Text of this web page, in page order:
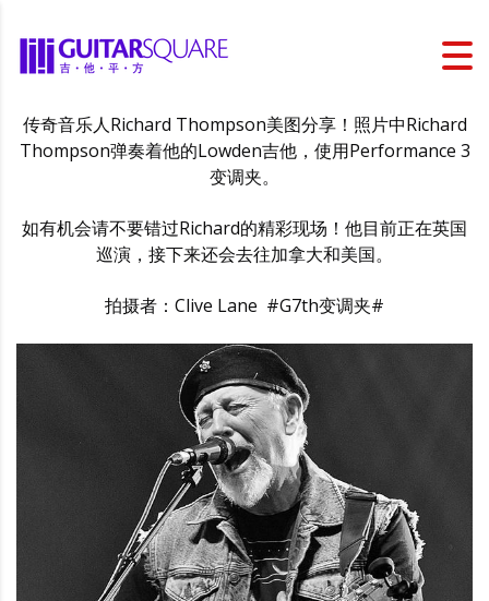
传奇音乐人Richard Thompson美图分享！照片中Richard
Thompson弹奏着他的Lowden吉他，使用Performance 3
变调夹。
如有机会请不要错过Richard的精彩现场！他目前正在英国
巡演，接下来还会去往加拿大和美国。
拍摄者：Clive Lane #G7th变调夹#